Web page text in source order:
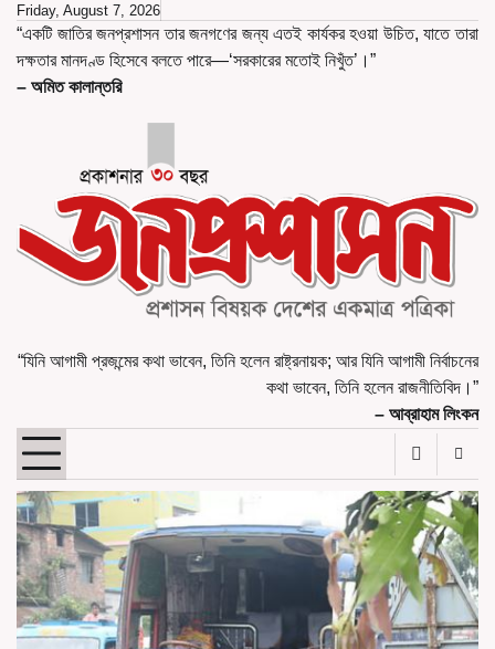
Skip
content
Friday, August 7, 2026
“একটি জাতির জনপ্রশাসন তার জনগণের জন্য এতই কার্যকর হওয়া উচিত, যাতে তারা
দক্ষতার মানদণ্ড হিসেবে বলতে পারে—‘সরকারের মতোই নিখুঁত’।”
– অমিত কালান্তরি
“যিনি আগামী প্রজন্মের কথা ভাবেন, তিনি হলেন রাষ্ট্রনায়ক; আর যিনি আগামী নির্বাচনের
কথা ভাবেন, তিনি হলেন রাজনীতিবিদ।”
– আব্রাহাম লিংকন